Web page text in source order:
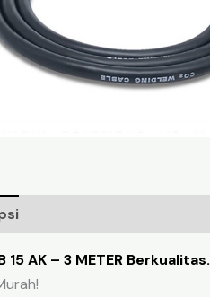
15 AK – 3 METER Berkualitas.